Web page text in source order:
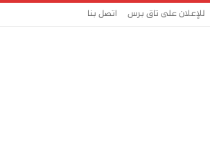
للإعلان على تاق برس اتصل بنا